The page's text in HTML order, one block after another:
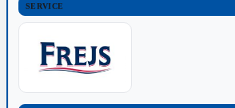
SERVICE